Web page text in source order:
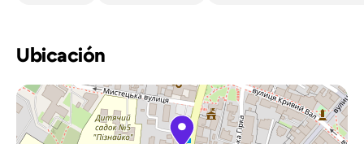
Ubicación